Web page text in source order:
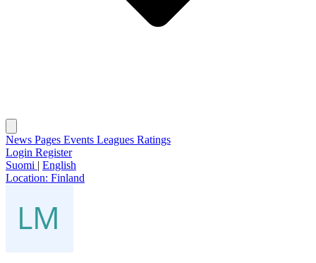
News Pages Events Leagues Ratings
Login Register
Suomi | English
Location: Finland